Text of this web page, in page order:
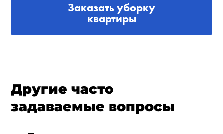
Заказать уборку
квартиры
Другие часто
задаваемые вопросы